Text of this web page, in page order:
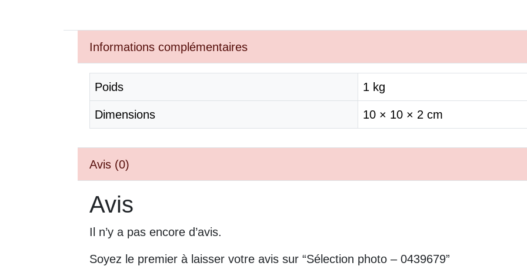
Informations complémentaires
Poids 1 kg
Dimensions 10 × 10 × 2 cm
Avis (0)
Avis
Il n’y a pas encore d’avis.
Soyez le premier à laisser votre avis sur “Sélection photo – 0439679”